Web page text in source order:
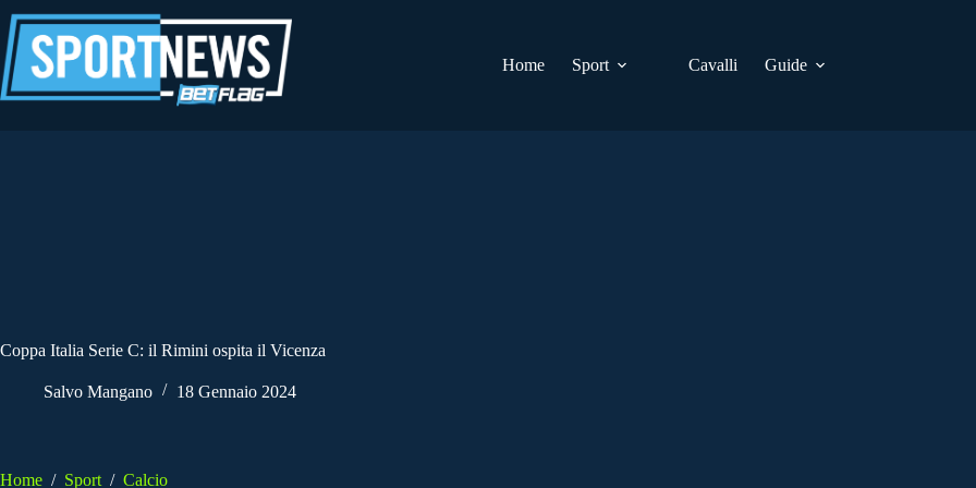
al
contenuto
Home
Sport Cavalli Guide
Coppa Italia Serie C: il Rimini ospita il Vicenza
Salvo Mangano 18 Gennaio 2024
Home / Sport / Calcio